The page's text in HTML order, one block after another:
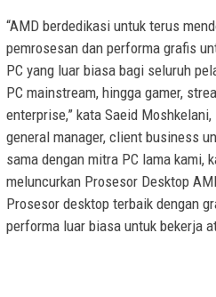
“AMD berdedikasi untuk terus
pemrosesan dan performa grafis
PC yang luar biasa bagi seluruh
PC mainstream, hingga gamer,
enterprise,” kata Saeid
general manager, client business
sama dengan mitra PC lama kami,
meluncurkan Prosesor Desktop
Prosesor desktop terbaik dengan
performa luar biasa untuk bekerja